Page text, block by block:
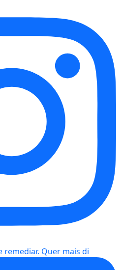
remediar. Quer mais di